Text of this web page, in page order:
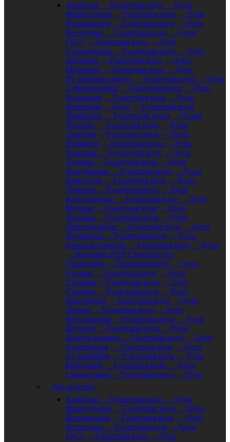
Арабская
- Туалетная вода
- Духи
Французская
- Туалетная вода
- Духи
Итальянская
- Туалетная вода
- Духи
Восточная
- Туалетная вода
- Духи
ОАЭ
- Туалетная вода
- Духи
Селективная
- Туалетная вода
- Духи
Нишевая
- Туалетная вода
- Духи
Масляная
- Туалетная вода
- Духи
Из эфирных масел
- Туалетная вода
- Духи
С феромонами
- Туалетная вода
- Духи
Разливная
- Туалетная вода
- Духи
Номерная
- Духи
- Туалетная вода
Пробники
- Туалетной воды
- Духов
Тестеры
- Туалетная вода
- Духи
Элитная
- Туалетная вода
- Духи
Премиум
- Туалетная вода
- Духи
Хорошая
- Туалетная вода
- Духи
Лучшая
- Туалетная вода
- Духи
Популярная
- Туалетная вода
- Духи
Известная
- Туалетная вода
- Духи
Дорогая
- Туалетная вода
- Духи
Классическая
- Туалетная вода
- Духи
Модная
- Туалетная вода
- Духи
Топовая
- Туалетная вода
- Духи
Оригинальная
- Туалетная вода
- Духи
Недорогая
- Туалетная вода
- Духи
Новая коллекция
- Туалетная вода
- Духи
- Новинки 2018 Смотреть все
Дьюти фри
- Туалетная вода
- Духи
Свежая
- Туалетная вода
- Духи
Стойкая
- Туалетная вода
- Духи
Сладкая
- Туалетная вода
- Духи
Винтажная
- Туалетная вода
- Духи
Легкая
- Туалетная вода
- Духи
Натуральная
- Туалетная вода
- Духи
Вкусная
- Туалетная вода
- Духи
Возбуждающая
- Туалетная вода
- Духи
Спортивная
- Туалетная вода
- Духи
Со шлейфом
- Туалетная вода
- Духи
Брендовая
- Туалетная вода
- Духи
Самая-самая
- Туалетная вода
- Духи
Для мужчин
Арабская
- Туалетная вода
- Духи
Французская
- Туалетная вода
- Духи
Итальянская
- Туалетная вода
- Духи
Восточная
- Туалетная вода
- Духи
ОАЭ
- Туалетная вода
- Духи